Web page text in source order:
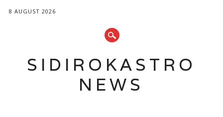
8 AUGUST 2026
SIDIROKASTRO
NEWS